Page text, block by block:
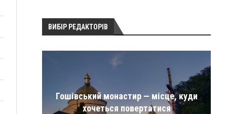
ВИБІР РЕДАКТОРІВ
Гошівський монастир — місце, куди
хочеться повертатися